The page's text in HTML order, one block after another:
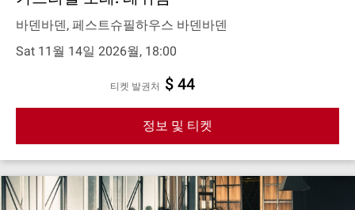
바덴바덴, 페스트슈필하우스 바덴바덴
Sat 11월 14일 2026월, 18:00
티켓 발권처 $ 44
정보 및 티켓